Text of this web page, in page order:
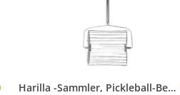
Harilla -Sammler, Pickleball-Behälter, Edelstahl, für, schnell rollend, Golfball-Retriever, S